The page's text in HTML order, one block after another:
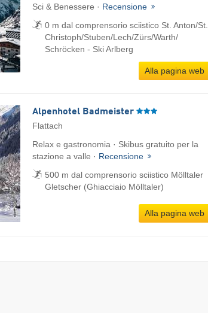
Sci & Benessere · Recensione
0 m dal comprensorio sciistico St. Anton/​St.
Christoph/​Stuben/​Lech/​Zürs/​Warth/​
Schröcken - Ski Arlberg
Alla pagina web
Alpenhotel Badmeister
Flattach
Relax e gastronomia · Skibus gratuito per la
stazione a valle · Recensione
500 m dal comprensorio sciistico Mölltaler
Gletscher (Ghiacciaio Mölltaler)
Alla pagina web